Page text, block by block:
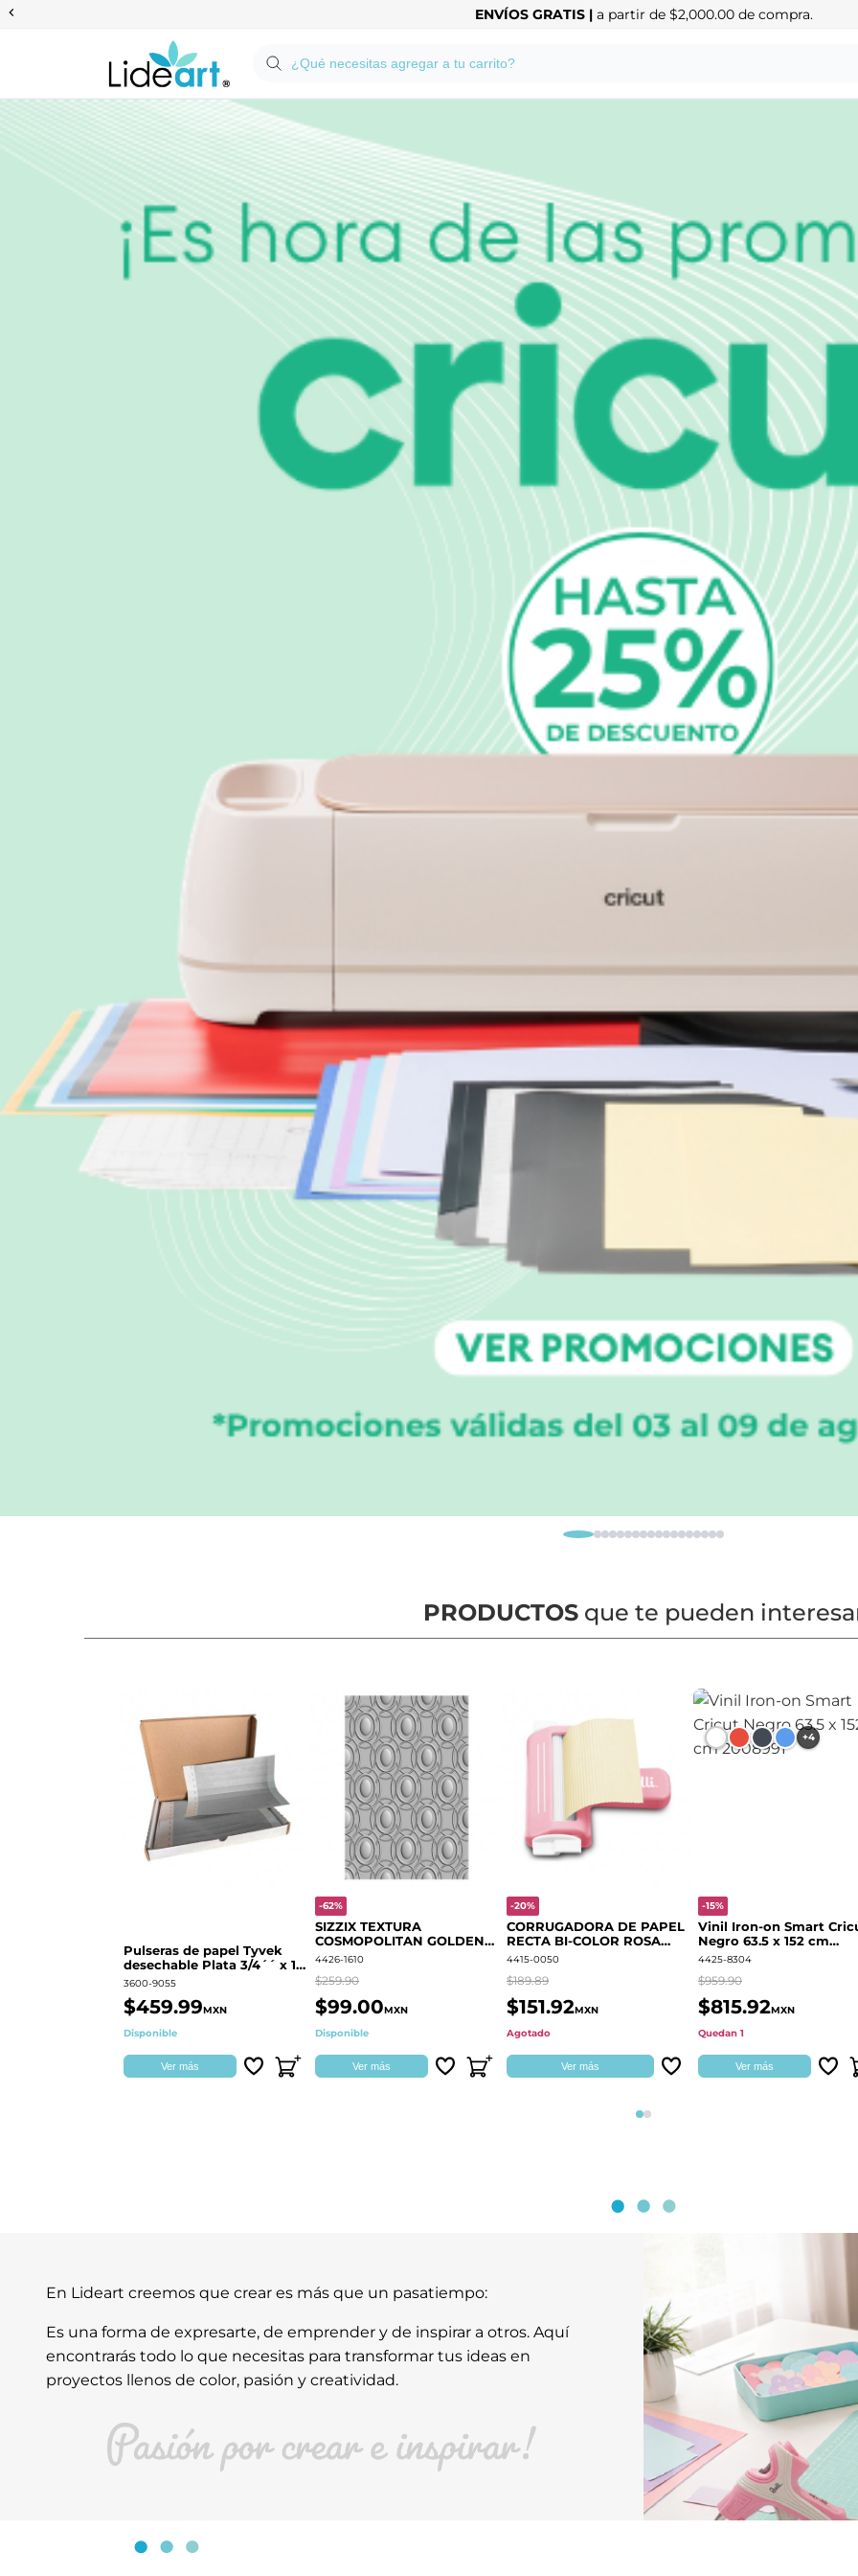
Anterior ENVÍOS GRATIS | a partir de $2,000.00 de compra.
PRODUCTOSque te pueden
Pulseras de papel Tyvek
desechable Plata 3/4´´ x 10
´´
3600-9055
$459.99MXN
Disponible
Ver más
-62%
SIZZIX TEXTURA
COSMOPOLITAN GOLDEN
RINGS S.PARK 666700
4426-1610
$259.90
$99.00MXN
Disponible
Ver más
-20%
CORRUGADORA DE PAPEL
RECTA BI-COLOR ROSA
QUELLI
4415-0050
$189.89
$151.92MXN
Agotado
Ver más
+4
-15%
Vinil Iron-on Smart
Negro 63.5 x 152 cm
2008991
4425-8304
$959.90
$815.92MXN
Quedan 1
Ver más
Página 1
Página 2
En Lideart creemos que crear es más que un pasatiempo:
Es una forma de expresarte, de emprender y de inspirar a otros. Aquí
encontrarás todo lo que necesitas para transformar tus ideas en
proyectos llenos de color, pasión y creatividad.